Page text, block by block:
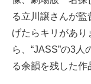
る立川譲さんが
げたらキリがあ
ら、“JASS”の3
る余韻を残した作